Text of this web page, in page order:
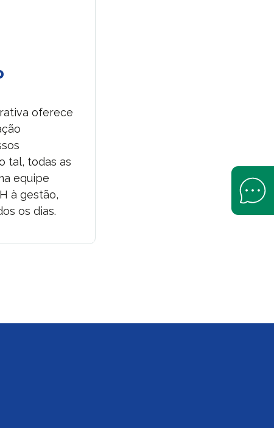
oferece
tal, todas as
equipe
à gestão,
os dias.
Open